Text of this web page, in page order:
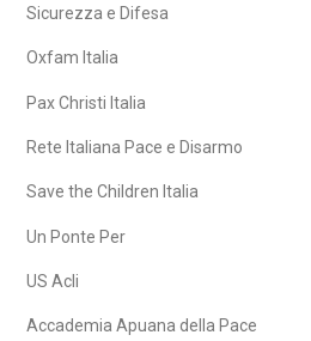
Sicurezza e Difesa
Oxfam Italia
Pax Christi Italia
Rete Italiana Pace e Disarmo
Save the Children Italia
Un Ponte Per
US Acli
Accademia Apuana della Pace